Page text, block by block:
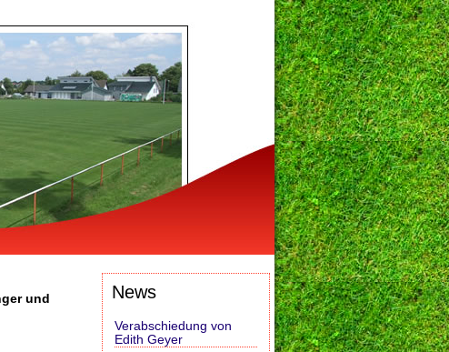
und
News
Verabschiedung von
Edith Geyer